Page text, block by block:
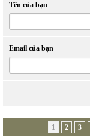
Tên của bạn
Email của bạn
1 2 3